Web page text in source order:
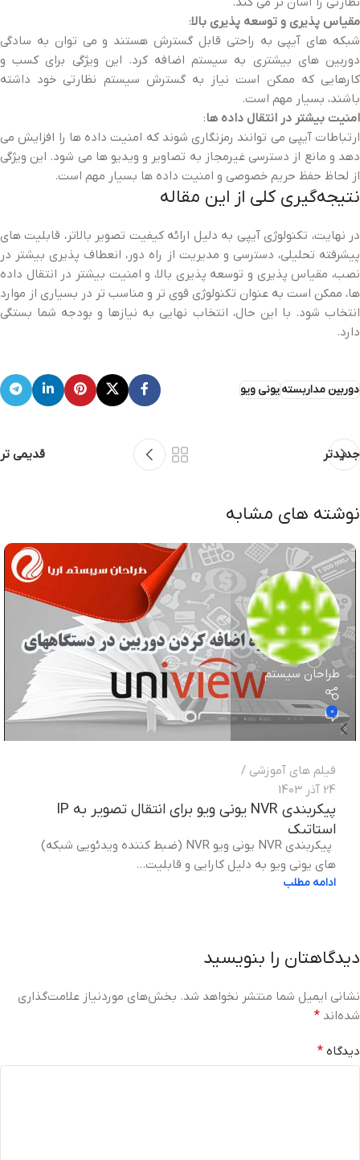
مقیاس‌ پذیری و توسعه‌ پذیری بالا:
شبکه‌ های آیپی به راحتی قابل گسترش هستند و می‌ توان به سادگی
دوربین‌ های بیشتری به سیستم اضافه کرد. این ویژگی برای کسب‌ و
کارهایی که ممکن است نیاز به گسترش سیستم نظارتی خود داشته
باشند، بسیار مهم است.
امنیت بیشتر در انتقال داده‌ ها:
ارتباطات آیپی می‌ توانند رمزنگاری شوند که امنیت داده‌ ها را افزایش می‌
دهد و مانع از دسترسی غیرمجاز به تصاویر و ویدیو ها می‌ شود. این ویژگی
از لحاظ حفظ حریم خصوصی و امنیت داده‌ ها بسیار مهم است.
نتیجه‌گیری کلی از این مقاله
در نهایت، تکنولوژی آیپی به دلیل ارائه کیفیت تصویر بالاتر، قابلیت‌ های
پیشرفته تحلیلی، دسترسی و مدیریت از راه دور، انعطاف‌ پذیری بیشتر در
نصب، مقیاس‌ پذیری و توسعه‌ پذیری بالا، و امنیت بیشتر در انتقال داده‌
ها، ممکن است به عنوان تکنولوژی قوی‌ تر و مناسب‌ تر در بسیاری از موارد
انتخاب شود. با این حال، انتخاب نهایی به نیازها و بودجه شما بستگی
دارد.
دوربین مداربستهیونی ویو
جدیدتر قدیمی تر
نوشته های مشابه
طراحان سیستم
0
فیلم های آموزشی
24 آذر 1403
پیکربندی NVR یونی ویو برای انتقال تصویر به IP
استاتیک
پیکربندی NVR یونی ویو NVR (ضبط کننده ویدئویی شبکه)
های یونی ویو به دلیل کارایی و قابلیت‌...
ادامه مطلب
دیدگاهتان را بنویسید
نشانی ایمیل شما منتشر نخواهد شد. بخش‌های موردنیاز علامت‌گذاری
شده‌اند *
دیدگاه *